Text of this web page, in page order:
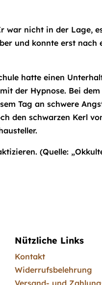
war nicht in der Lage,
und konnte erst nach
hatte einen
der Hypnose. Bei
Tag an schwere
den schwarzen Kerl
(Quelle:
Nützliche Links
Kontakt
Widerrufsbelehrung
Versand- und